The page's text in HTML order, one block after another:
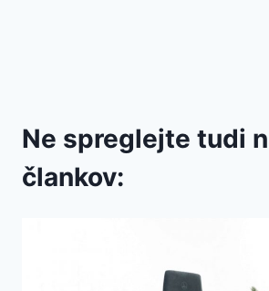
Ne spreglejte tudi
člankov: